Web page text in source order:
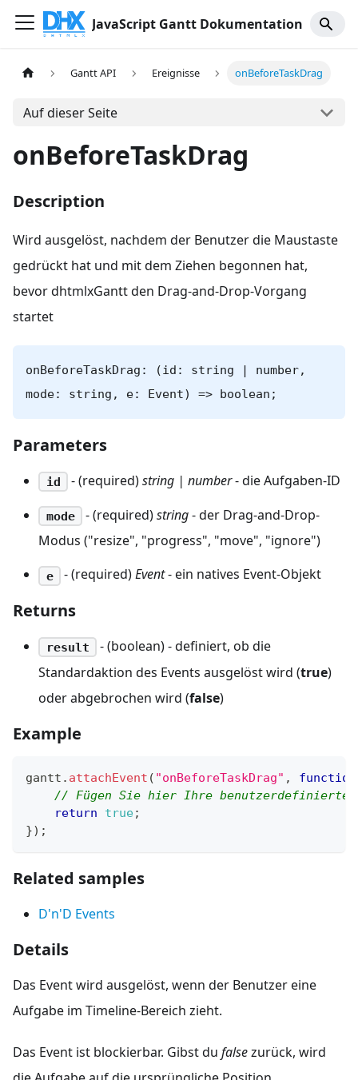
JavaScript Gantt Dokumentation
Gantt API Ereignisse onBeforeTaskDrag
Auf dieser Seite
onBeforeTaskDrag
Description
Wird ausgelöst, nachdem der Benutzer die Maustaste
gedrückt hat und mit dem Ziehen begonnen hat,
bevor dhtmlxGantt den Drag-and-Drop-Vorgang
startet
onBeforeTaskDrag: (id: string | number,
mode: string, e: Event) => boolean;
Parameters
id - (required)string | number- die Aufgaben-ID
mode - (required)string- der Drag-and-Drop-
Modus ("resize", "progress", "move", "ignore")
e - (required)Event- ein natives Event-Objekt
Returns
result
- (boolean) - definiert, ob die
Standardaktion des Events ausgelöst wird (true)
oder abgebrochen wird (false)
Example
gantt . attachEvent ( "onBeforeTaskDrag" , function
// Fügen Sie hier Ihre benutzerdefinierte
return
true;
}) ;
Related samples
D'n'D Events
Details
Das Event wird ausgelöst, wenn der Benutzer eine
Aufgabe im Timeline-Bereich zieht.
Das Event ist blockierbar. Gibst du falsezurück, wird